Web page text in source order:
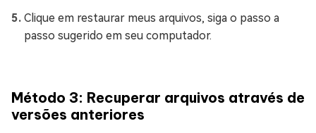
Clique em restaurar meus arquivos, siga o passo a
passo sugerido em seu computador.
Método 3: Recuperar arquivos através de
versões anteriores